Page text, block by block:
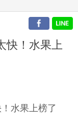
快！水果上